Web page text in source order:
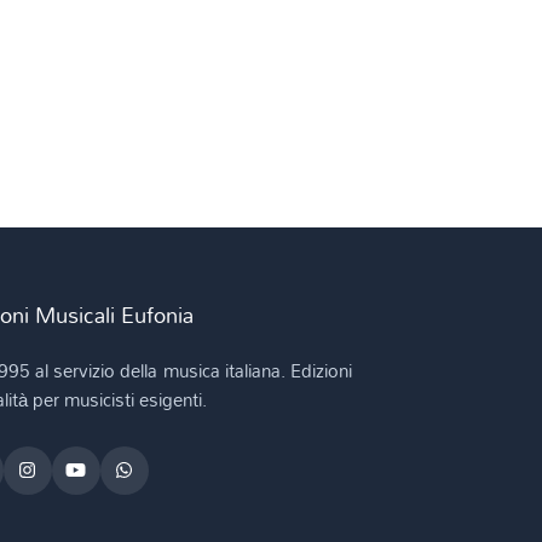
Musicali Eufonia
al servizio della musica italiana. Edizioni
per musicisti esigenti.